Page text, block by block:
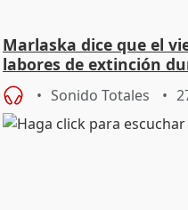
Marlaska dice que el
labores de extinción
Sonido Totales